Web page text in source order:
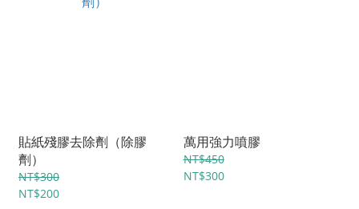
貼紙殘膠去除劑（除膠
劑）
NT$300
NT$200
萬用強力噴膠
NT$450
NT$300